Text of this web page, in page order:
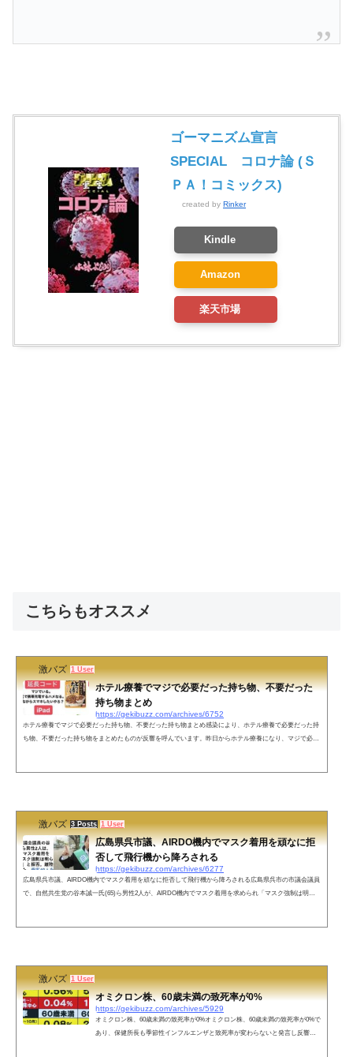
ゴーマニズム宣言
SPECIAL コロナ論 (Ｓ
ＰＡ！コミックス)
created by Rinker
Kindle
Amazon
楽天市場
こちらもオススメ
激バズ 1 User
ホテル療養でマジで必要だった持ち物、不要だった
持ち物まとめ
https://gekibuzz.com/archives/6752
ホテル療養でマジで必要だった持ち物、不要だった持ち物まとめ感染により、ホテル療養で必要だった持
ち物、不要だった持ち物をまとめたものが反響を呼んでいます。昨日からホテル療養になり、マジで必要
激バズ 3 Posts 1 User
広島県呉市議、AIRDO機内でマスク着用を頑なに拒
否して飛行機から降ろされる
https://gekibuzz.com/archives/6277
広島県呉市議、AIRDO機内でマスク着用を頑なに拒否して飛行機から降ろされる広島県呉市の市議会議員
で、自然共生党の谷本誠一氏(65)ら男性2人が、AIRDO機内でマスク着用を求められ「マスク強制は明ら
激バズ 1 User
オミクロン株、60歳未満の致死率が0%
https://gekibuzz.com/archives/5929
オミクロン株、60歳未満の致死率が0%オミクロン株、60歳未満の致死率が0%で
あり、保健所長も季節性インフルエンザと致死率が変わらないと発言し反響を